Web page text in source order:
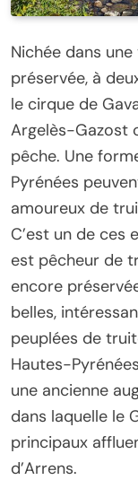
Nichée dans
préservée, à
le cirque de
Argelès-Gazost
pêche. Une
Pyrénées
amoureux de
C’est un de ces
est pêcheur de
encore
belles,
peuplées de
Hautes-
une ancienne
dans laquelle le
principaux
d’Arrens.